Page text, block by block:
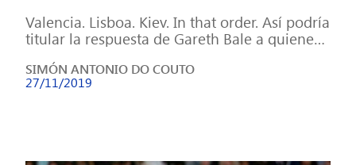
Valencia. Lisboa. Kiev. In that order. Así podría
titular la respuesta de Gareth Bale a quienes
SIMÓN ANTONIO DO COUTO
27/11/2019